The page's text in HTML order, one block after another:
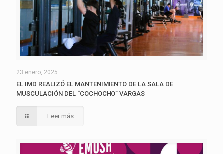
23 enero, 2025
EL IMD REALIZÓ EL MANTENIMIENTO DE LA SALA DE
MUSCULACIÓN DEL “COCHOCHO” VARGAS
Leer más